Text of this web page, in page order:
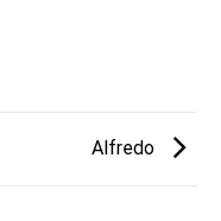
Alfredo